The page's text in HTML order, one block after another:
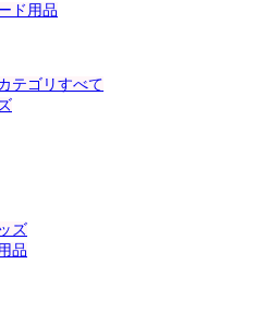
ド用品
テゴリすべて
ズ
品